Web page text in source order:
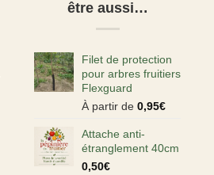
être aussi…
Filet de protection
pour arbres fruitiers
Flexguard
À partir de 0,95€
Attache anti-
étranglement 40cm
0,50€